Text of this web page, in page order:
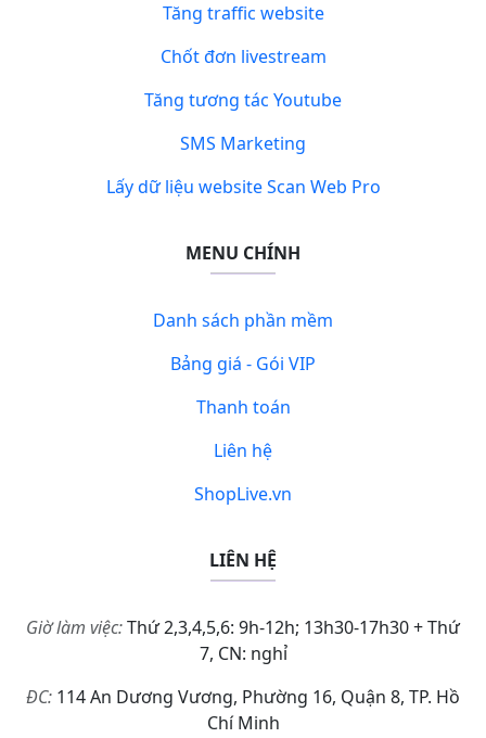
Tăng traffic website
Chốt đơn livestream
Tăng tương tác Youtube
SMS Marketing
Lấy dữ liệu website Scan Web Pro
MENU CHÍNH
Danh sách phần mềm
Bảng giá - Gói VIP
Thanh toán
Liên hệ
ShopLive.vn
LIÊN HỆ
Giờ làm việc:Thứ 2,3,4,5,6: 9h-12h; 13h30-17h30 + Thứ
7, CN: nghỉ
ĐC: 114 An Dương Vương, Phường 16, Quận 8, TP. Hồ
Chí Minh